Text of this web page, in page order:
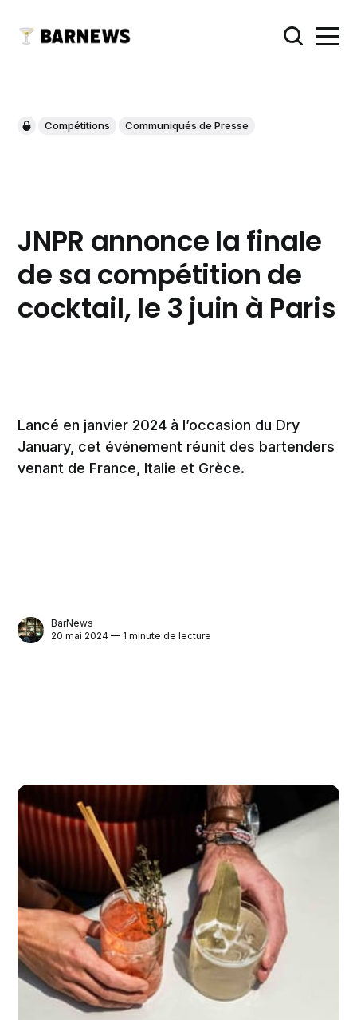
Compétitions Communiqués de Presse
JNPR annonce la finale
de sa compétition de
cocktail, le 3 juin à Paris
Lancé en janvier 2024 à l’occasion du Dry
January, cet événement réunit des bartenders
venant de France, Italie et Grèce.
BarNews
20 mai 2024 — 1 minute de lecture